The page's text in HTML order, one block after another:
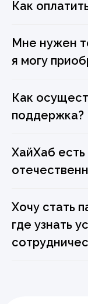
Как
Мне нужен
я могу
Как
поддержка?
ХайХаб
Хочу стать
где узнать